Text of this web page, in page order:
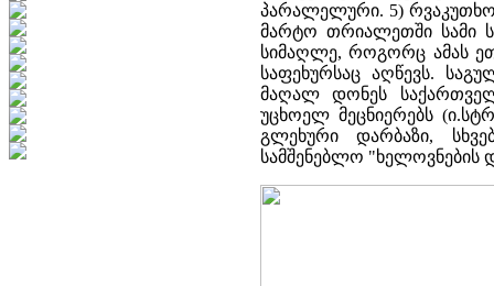
პარალელური. 5)
მარტო თრიალეთში სამი
სიმაღლე, როგორც ამას
საფეხურსაც აღწევს.
მაღალ დონეს
უცხოელ მეცნიერებს
გლეხური დარბაზი,
სამშენებლო "ხელოვნების